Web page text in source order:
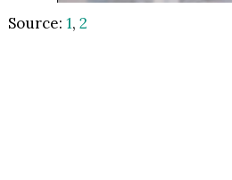
Source: 1, 2